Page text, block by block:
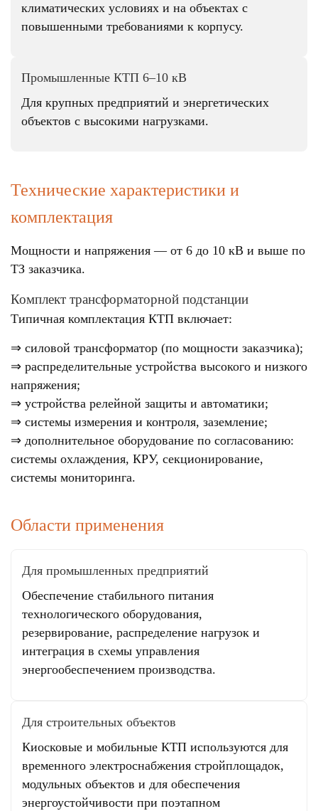
климатических условиях и на объектах с
повышенными требованиями к корпусу.
Промышленные КТП 6–10 кВ
Для крупных предприятий и энергетических
объектов с высокими нагрузками.
Технические характеристики и
комплектация
Мощности и напряжения — от 6 до 10 кВ и выше по
ТЗ заказчика.
Комплект трансформаторной подстанции
Типичная комплектация КТП включает:
⇒ силовой трансформатор (по мощности заказчика);
⇒ распределительные устройства высокого и низкого
напряжения;
⇒ устройства релейной защиты и автоматики;
⇒ системы измерения и контроля, заземление;
⇒ дополнительное оборудование по согласованию:
системы охлаждения, КРУ, секционирование,
системы мониторинга.
Области применения
Для промышленных предприятий
Обеспечение стабильного питания
технологического оборудования,
резервирование, распределение нагрузок и
интеграция в схемы управления
энергообеспечением производства.
Для строительных объектов
Киосковые и мобильные КТП используются для
временного электроснабжения стройплощадок,
модульных объектов и для обеспечения
энергоустойчивости при поэтапном